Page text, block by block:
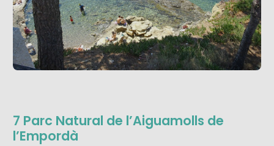
7 Parc Natural de l’Aiguamolls de
l’Empordà